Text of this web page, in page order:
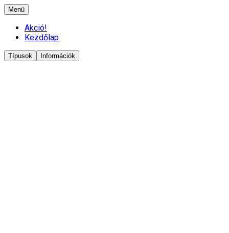
Menü
Akció!
Kezdőlap
Típusok Információk